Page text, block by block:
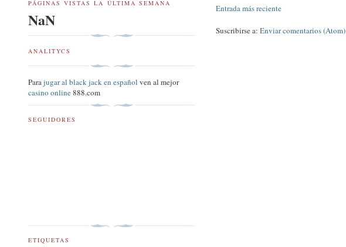
Entrada más reciente
Suscribirse a:Enviar comentarios (Atom)
PÁGINAS VISTAS LA ÚLTIMA SEMANA
NaN
ANALITYCS
Parajugar al black jack en español ven al mejor
casino online888.com
SEGUIDORES
ETIQUETAS